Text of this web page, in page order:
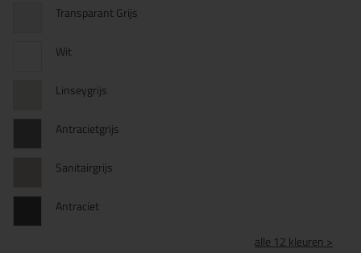
Transparant Grijs
Wit
Linseygrijs
Antracietgrijs
Sanitairgrijs
Antraciet
alle 12 kleuren >